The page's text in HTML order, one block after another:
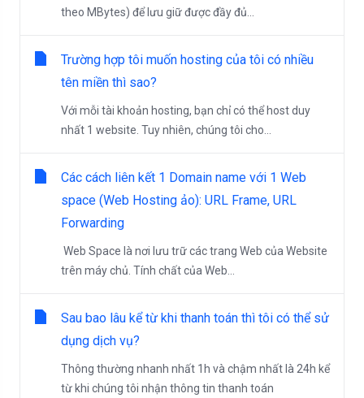
theo MBytes) để lưu giữ được đầy đủ...
Trường hợp tôi muốn hosting của tôi có nhiều
tên miền thì sao?
Với mỗi tài khoản hosting, bạn chỉ có thể host duy
nhất 1 website. Tuy nhiên, chúng tôi cho...
Các cách liên kết 1 Domain name với 1 Web
space (Web Hosting ảo): URL Frame, URL
Forwarding
Web Space là nơi lưu trữ các trang Web của Website
trên máy chủ. Tính chất của Web...
Sau bao lâu kể từ khi thanh toán thì tôi có thể sử
dụng dịch vụ?
Thông thường nhanh nhất 1h và chậm nhất là 24h kể
từ khi chúng tôi nhận thông tin thanh toán